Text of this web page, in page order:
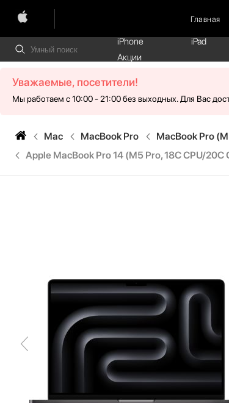
Главная
iPhone iPad
Акции
Уважаемые, посетители!
Мы работаем с 10:00 - 21:00 без выходных. Для Вас
Mac MacBook Pro MacBook Pro
Apple MacBook Pro 14 (M5 Pro, 18C CPU/